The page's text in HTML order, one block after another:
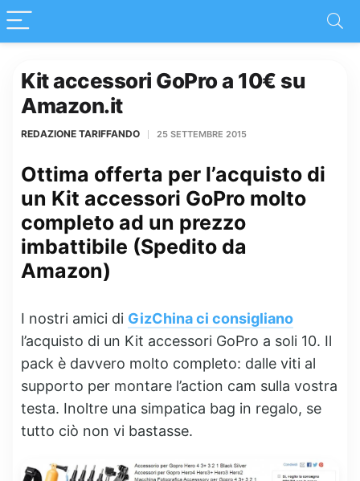
Kit accessori GoPro a 10€ su
Amazon.it
REDAZIONE TARIFFANDO 25 SETTEMBRE 2015
Ottima offerta per l’acquisto di
un Kit accessori GoPro molto
completo ad un prezzo
imbattibile (Spedito da
Amazon)
I nostri amici di GizChina ci consigliano
l’acquisto di un Kit accessori GoPro a soli 10. Il
pack è davvero molto completo: dalle viti al
supporto per montare l’action cam sulla vostra
testa. Inoltre una simpatica bag in regalo, se
tutto ciò non vi bastasse.